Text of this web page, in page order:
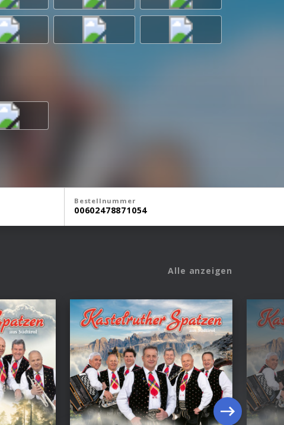
Bestellnummer
00602478871054
Alle anzeigen